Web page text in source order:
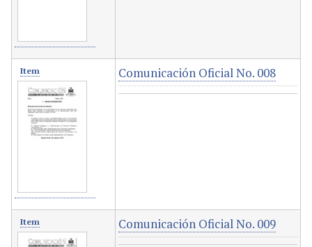
Item Comunicación Oficial No. 008
Item Comunicación Oficial No. 009